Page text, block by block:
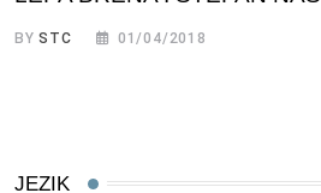
BYSTC 01/04/2018
JEZIK